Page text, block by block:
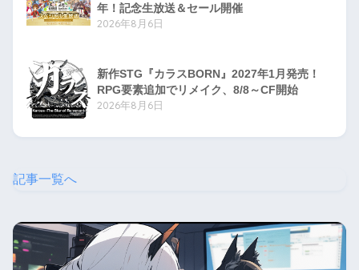
年！記念生放送＆セール開催
2026年8月6日
新作STG『カラスBORN』2027年1月発売！
RPG要素追加でリメイク、8/8～CF開始
2026年8月6日
記事一覧へ